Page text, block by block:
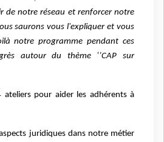
de notre réseau et renforcer notre
saurons vous l'expliquer et vous
notre programme pendant ces
autour du thème ‘’CAP sur
ateliers pour aider les adhérents à
juridiques dans notre métier